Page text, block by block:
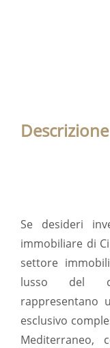
Descrizione
Se desideri
immobiliare di
settore
lusso del
rappresentano
esclusivo
Mediterraneo,